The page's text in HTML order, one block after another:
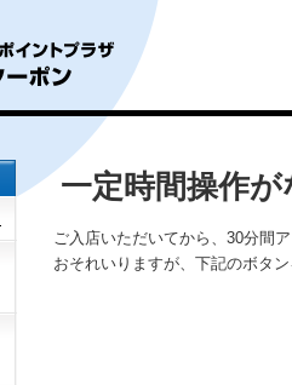
一定時間操作
ご入店いただいてから、30分間
おそれいりますが、下記のボタ